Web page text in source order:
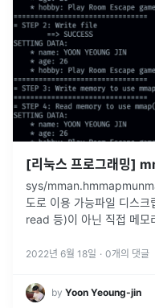
[리눅스 프로그래밍]
sys/
도로 이용 가능파일 디스
read 등)이 아닌 직접 메모
2022년 6월 18일 · 0개의 댓글
by Yoon Yeoung-jin